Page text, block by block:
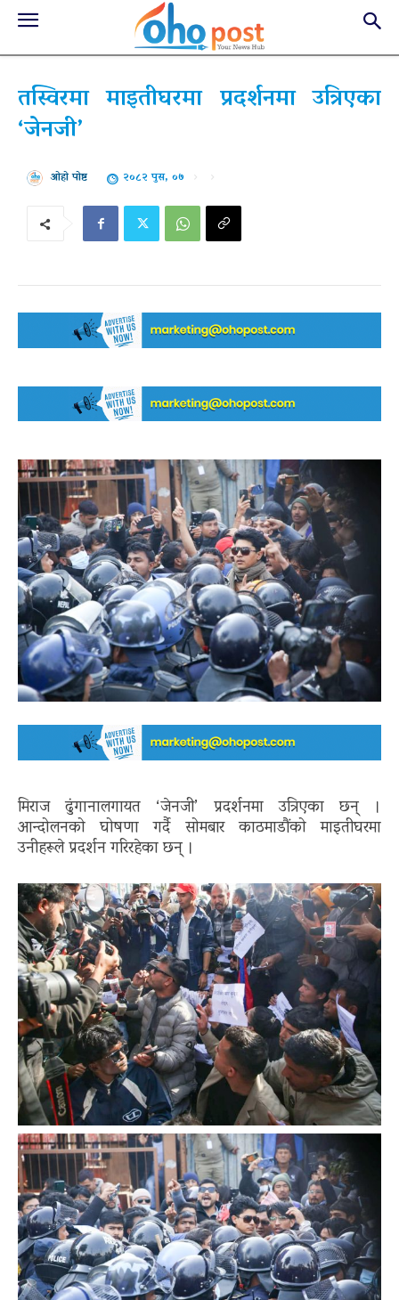
तस्विरमा माइतीघरमा प्रदर्शनमा उत्रिएका
‘जेनजी’
ओहो पोष्ट २०८२ पुस, ०७
मिराज ढुंगानालगायत ‘जेनजी’ प्रदर्शनमा उत्रिएका छन् ।
आन्दोलनको घोषणा गर्दै सोमबार काठमाडौंको माइतीघरमा
उनीहरूले प्रदर्शन गरिरहेका छन् ।